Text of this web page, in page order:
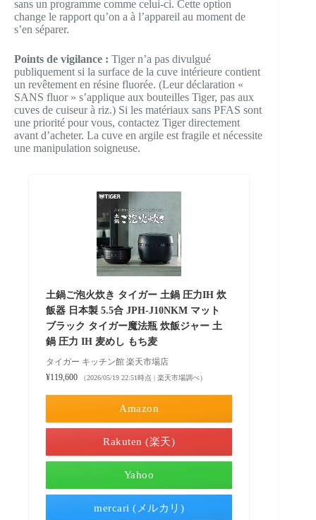
sans un programme comme celui-ci. Cette option
change le rapport qu’on a à l’appareil au moment de
s’en séparer.
Points de vigilance : Tiger n’a pas divulgué
publiquement si la surface de la cuve intérieure contient
un revêtement en résine fluorée. (Leur déclaration «
SANS fluor » s’applique aux bouteilles Tiger, pas aux
cuves de cuiseur à riz.) Si les matériaux sans PFAS sont
une priorité pour vous, contactez Tiger directement
avant d’acheter. La cuve en argile est fragile et nécessite
une manipulation soigneuse.
土鍋ご泡火炊き タイガー 土鍋 圧力IH 炊
飯器 日本製 5.5合 JPH-J10NKM マット
ブラック タイガー魔法瓶 炊飯ジャー 土
鍋 圧力 IH 麦めし もち麦
タイガー キッチン館 楽天市場店
¥119,600
（2026/05/19 22:51時点 | 楽天市場調べ）
Amazon
Rakuten (楽天)
Yahoo
mercari (メルカリ)